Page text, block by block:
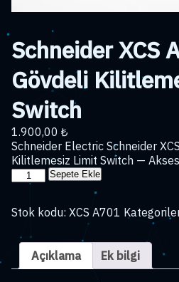
Schneider XCS
Gövdeli
Switch
1.900,00 ₺
Schneider Electric Schneider
Kilitlemesiz Limit Switch —
Schneider
XCS
Metal
Kilitlemesiz
Limit
Switch
Sepete Ekle
Stok kodu: XCS A701
Açıklama Ek bilgi